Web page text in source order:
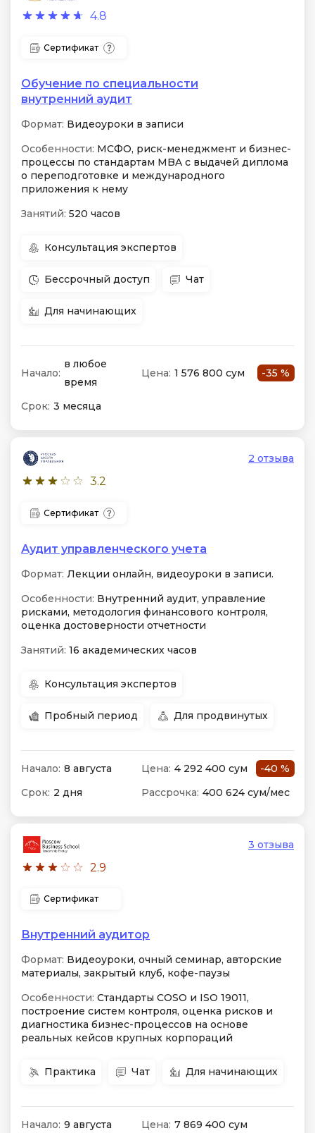
4.8
Сертификат
Обучение по специальности
внутренний аудит
Формат: Видеоуроки в записи
Особенности: МСФО, риск-менеджмент и бизнес-
процессы по стандартам MBA с выдачей диплома
о переподготовке и международного
приложения к нему
Занятий: 520 часов
Консультация экспертов
Бессрочный доступ Чат
Для начинающих
Начало:
в любое
время
Цена: 1 576 800 сум -35 %
Срок: 3 месяца
3.2
2 отзыва
Сертификат
Аудит управленческого учета
Формат: Лекции онлайн, видеоуроки в записи.
Особенности: Внутренний аудит, управление
рисками, методология финансового контроля,
оценка достоверности отчетности
Занятий: 16 академических часов
Консультация экспертов
Пробный период Для продвинутых
Начало: 8 августа Цена: 4 292 400 сум
-40 %
Срок: 2 дня Рассрочка: 400 624 сум/мес
2.9
3 отзыва
Сертификат
Внутренний аудитор
Формат: Видеоуроки, очный семинар, авторские
материалы, закрытый клуб, кофе-паузы
Особенности: Стандарты COSO и ISO 19011,
построение систем контроля, оценка рисков и
диагностика бизнес-процессов на основе
реальных кейсов крупных корпораций
Практика Чат Для начинающих
Начало: 9 августа Цена: 7 869 400 сум